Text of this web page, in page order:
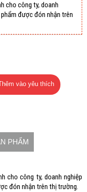
cho công ty, doanh
được đón nhận trên
PHẨM
cho công ty, doanh nghiệp
đón nhận trên thị trường.